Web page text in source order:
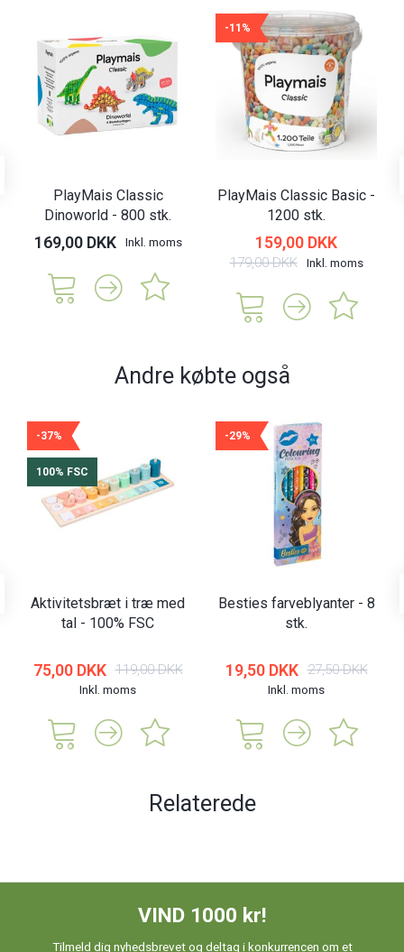
PlayMais Classic
Dinoworld - 800 stk.
169,00 DKK Inkl. moms
-11%
PlayMais Classic Basic -
1200 stk.
159,00 DKK
179,00 DKK Inkl. moms
Andre købte også
-37%
100% FSC
Aktivitetsbræt i træ med
tal - 100% FSC
75,00 DKK 119,00 DKK
Inkl. moms
-29%
Besties farveblyanter - 8
stk.
19,50 DKK 27,50 DKK
Inkl. moms
Relaterede
VIND 1000 kr!
Tilmeld dig nyhedsbrevet og deltag i konkurrencen om et